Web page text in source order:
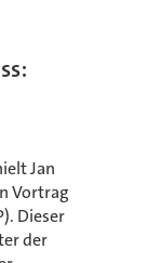
Jan
Vortrag
Dieser
der